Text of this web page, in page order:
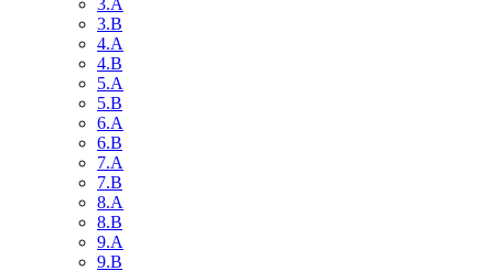
3.A
3.B
4.A
4.B
5.A
5.B
6.A
6.B
7.A
7.B
8.A
8.B
9.A
9.B